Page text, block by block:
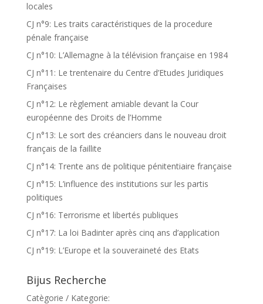
locales
CJ n°9: Les traits caractéristiques de la procedure
pénale française
CJ n°10: L’Allemagne à la télévision française en 1984
CJ n°11: Le trentenaire du Centre d’Etudes Juridiques
Françaises
CJ n°12: Le règlement amiable devant la Cour
européenne des Droits de l’Homme
CJ n°13: Le sort des créanciers dans le nouveau droit
français de la faillite
CJ n°14: Trente ans de politique pénitentiaire française
CJ n°15: L’influence des institutions sur les partis
politiques
CJ n°16: Terrorisme et libertés publiques
CJ n°17: La loi Badinter après cinq ans d’application
CJ n°19: L’Europe et la souveraineté des Etats
Bijus Recherche
Catègorie / Kategorie: